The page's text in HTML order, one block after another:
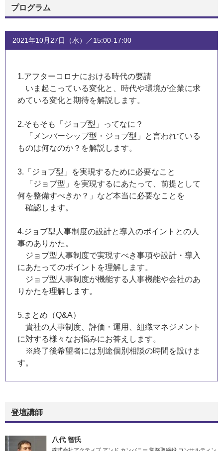
プログラム
2021年10月27日（水）／15:00-17:00
1.アフターコロナにおける時代の要請
いま起こっている変化と、時代や環境が企業に求
めている変化と期待を解説します。
2.そもそも「ジョブ型」ってなに？
「メンバーシップ型・ジョブ型」と言われている
ものは何なのか？を解説します。
3.「ジョブ型」を実現するために必要なこと
「ジョブ型」を実現するにあたって、前提として
何を整備すべきか？」など本当に必要なことを
確認します。
4.ジョブ型人事制度の設計と導入のポイントとの人
事のありかた。
ジョブ型人事制度で実現すべき事項や設計・導入
にあたってのポイントを理解します。
ジョブ型人事制度が機能する人事機能や会社のあ
りかたを理解します。
5.まとめ（Q&A）
貴社の人事制度、評価・運用、組織マネジメント
に対する様々なお悩みにお答えします。
※終了後希望者には別途個別相談の時間を設けま
す。
登壇講師
八代 智氏